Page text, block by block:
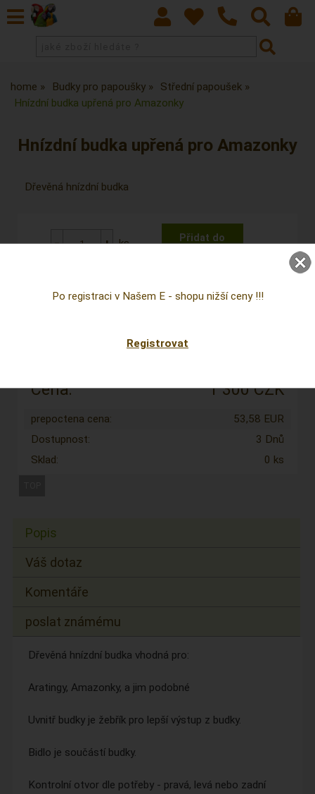
home Budky pro papoušky
Střední papoušek
Hnízdní budka upřená pro Amazonky
Hnízdní budka upřená pro Amazonky
Dřevěná hnízdní budka
ks
můžete mít již
Cena: 1 300 CZK
prepoctena cena:
53,58 EUR
Dostupnost:
3 Dnů
Sklad:
0 ks
Popis
Váš dotaz
Komentáře
poslat známému
Dřevěná hnízdní budka vhodná pro:
Aratingy, Amazonky, a jim podobné
Uvnitř budky je žebřík pro lepší výstup z budky.
Bidlo je součástí budky.
Kontrolní otvor dle potřeby - pravá, levá nebo zadní
Po registraci v Našem E - shopu nižší ceny !!!
Registrovat